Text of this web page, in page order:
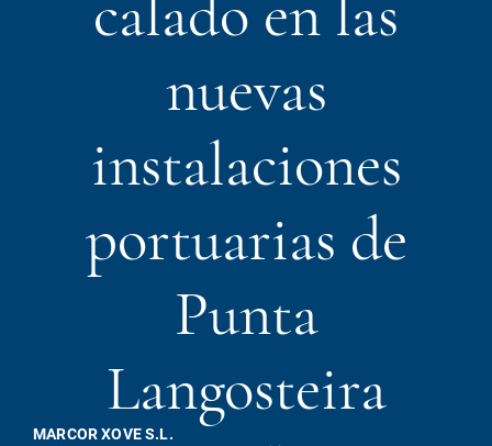
nuevas
instalaciones
portuarias de
Punta
Langosteira
MARCOR XOVE S.L.